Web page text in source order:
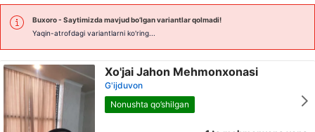
Buxoro- Saytimizda mavjud bo’lgan variantlar qolmadi!
Yaqin-atrofdagi variantlarni ko'ring...
Xo'jai Jahon Mehmonxonasi
G'ijduvon
Nonushta qo’shilgan